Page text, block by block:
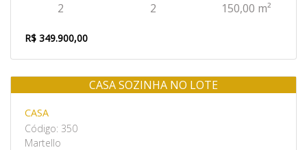
2 2 150,00 m²
R$ 349.900,00
Venda
CASA SOZINHA NO LOTE
CASA
Código: 350
Martello